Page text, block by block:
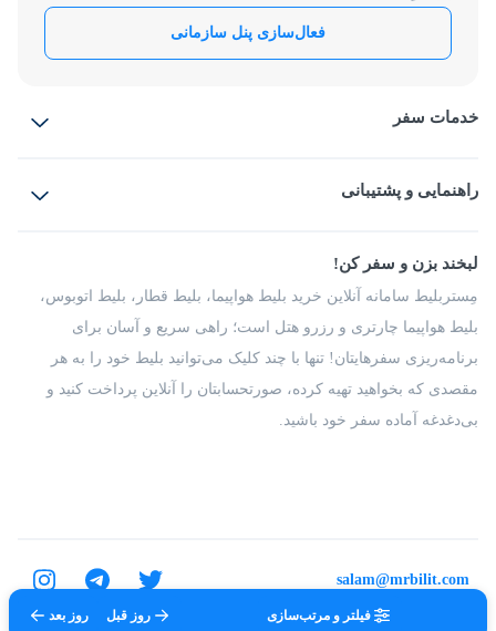
فیلتر و مرتب‌سازی روز قبل روز بعد
فعال‌سازی پنل سازمانی
خدمات سفر
بلیط قطار
راهنمایی و پشتیبانی
شرایط و مقررات
راهکار سازمانی
فرصت‌های شغلی
درباره ما
لبخند بزن و سفر کن!
مِستربلیط سامانه آنلاین خرید بلیط هواپیما، بلیط قطار، بلیط اتوبوس،
بلیط هواپیما چارتری و رزرو هتل است؛ راهی سریع و آسان برای
برنامه‌ریزی سفرهایتان! تنها با چند کلیک می‌توانید بلیط خود را به هر
مقصدی که بخواهید تهیه کرده، صورتحسابتان را آنلاین پرداخت کنید و
بی‌دغدغه آماده سفر خود باشید.
تمامی حقوق برای شرکت عتیق گشت اصفهان محفوظ است.
salam@mrbilit.com